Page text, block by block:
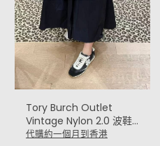
Tory Burch Outlet
Vintage Nylon 2.0 波鞋
(黑白 Black White)
代購約一個月到香港